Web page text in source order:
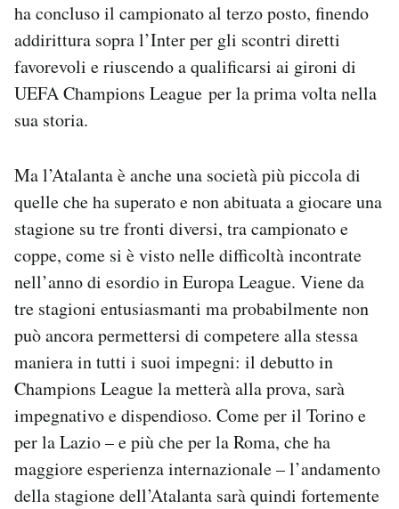
Area Personale
Newsletter
Notifiche mobile
Regala il Post
Hai bisogno di aiuto?
ha concluso il campionato al terzo posto, finendo
addirittura sopra l’Inter per gli scontri diretti
favorevoli e riuscendo a qualificarsi ai gironi di
UEFA Champions League per la prima volta nella
sua storia.
Ma l’Atalanta è anche una società più piccola di
quelle che ha superato e non abituata a giocare una
stagione su tre fronti diversi, tra campionato e
coppe, come si è visto nelle difficoltà incontrate
nell’anno di esordio in Europa League. Viene da
tre stagioni entusiasmanti ma probabilmente non
può ancora permettersi di competere alla stessa
maniera in tutti i suoi impegni: il debutto in
Champions League la metterà alla prova, sarà
impegnativo e dispendioso. Come per il Torino e
per la Lazio – e più che per la Roma, che ha
maggiore esperienza internazionale – l’andamento
della stagione dell’Atalanta sarà quindi fortemente